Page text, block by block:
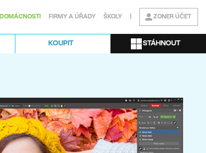
DOMÁCNOSTI FIRMY A ÚŘADY ŠKOLY ZONER ÚČET
KOUPIT STÁHNOUT